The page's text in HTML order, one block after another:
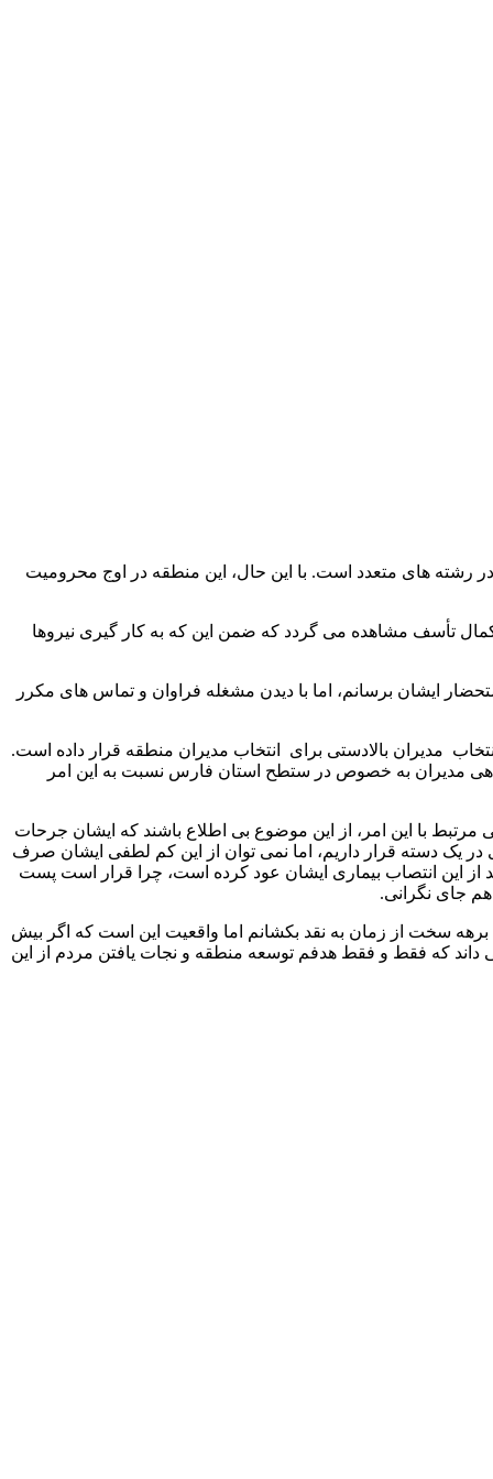
رشته های متعدد است. با این حال، این منطقه در اوج محرومیت
کمال تأسف مشاهده می گردد که ضمن این که به کار گیری نیروها
ایشان برسانم، اما با دیدن مشغله فراوان و تماس های مکرر
مدیران بالادستی برای انتخاب مدیران منطقه قرار داده است.
مدیران به خصوص در ستطح استان فارس نسبت به این امر
با این امر، از این موضوع بی اطلاع باشند که ایشان جرحات
در یک دسته قرار داریم، اما نمی توان از این کم لطفی ایشان صرف
از این انتصاب بیماری ایشان عود کرده است، چرا قرار است پست
هم جای نگرانی.
برهه سخت از زمان به نقد بکشانم اما واقعیت این است که اگر بیش
داند که فقط و فقط هدفم توسعه منطقه و نجات یافتن مردم از این